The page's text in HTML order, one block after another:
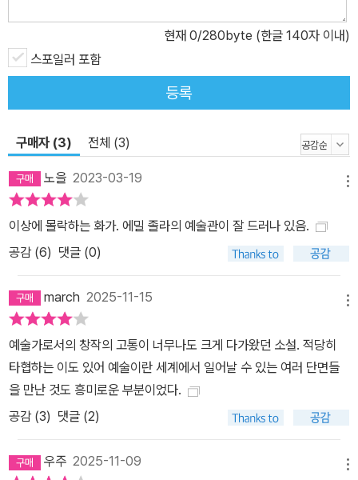
othèque Charpentier)’의 한 권이었다. 인쇄는 파리의 조르주 샤므
로 사(Typograghie Georges Chamerot)에서 하였다. 그중 10부
는 ‘일본지’, 175부는 ‘화란지’로 불리는 고급 종이에 인쇄되었고, 이
들로 만든 책에는 모두 일련번호가 매겨져 있다. 현재 전문가들 사이
총서(Bibliothèque de la Pléiade)’로 발간하는 ‘루공 마카르 총
서’의 제4권(1966년)에 앙리 미트랑(Henri Mitterand)의 연구 및
주석 등과 함께 수록된 판본일 것이다. 앙리 미트랑은 이 연구 등에 기
초하여 1983년에 그 편집 아래 『작품』만을 ‘폴리오 고전 총서(folio
(Bruno Foucart)의 서문이 있다), 이 책에는 ‘확정판(Edition éta
로 하였다.
현재 0/280byte (한글 140자 이내)
스포일러 포함
등록
구매자 (3) 전체 (3)
노을 2023-03-19
이상에 몰락하는 화가. 에밀 졸라의 예술관이 잘 드러나 있음.
공감 (6) 댓글 (0)
march 2025-11-15
예술가로서의 창작의 고통이 너무나도 크게 다가왔던 소설. 적당히
타협하는 이도 있어 예술이란 세계에서 일어날 수 있는 여러 단면들
을 만난 것도 흥미로운 부분이었다.
공감 (3) 댓글 (2)
우주 2025-11-09